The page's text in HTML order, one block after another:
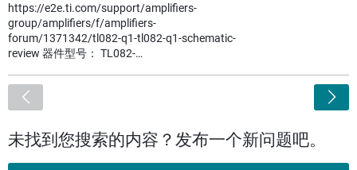
https://e2e.ti.com/support/amplifiers-
group/amplifiers/f/amplifiers-
forum/1371342/tl082-q1-tl082-q1-schematic-
review 器件型号： TL082-…
未找到您搜索的内容？发布一个新问题吧。